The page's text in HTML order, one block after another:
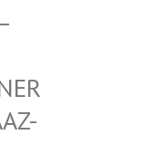
–
BB